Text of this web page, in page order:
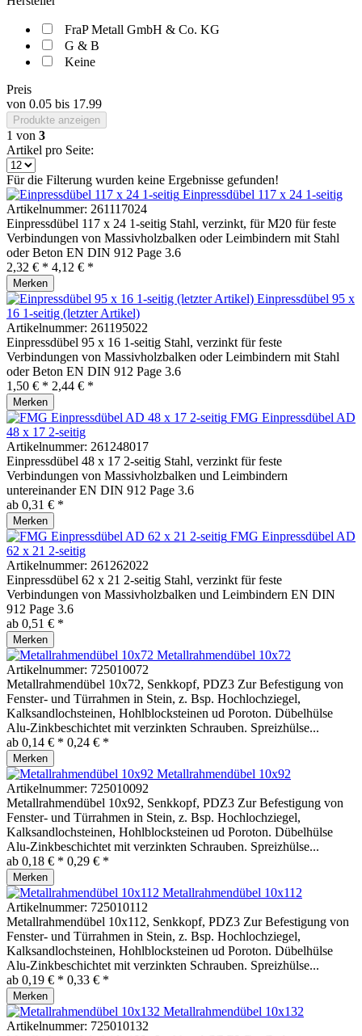
FraP Metall GmbH & Co. KG
G & B
Keine
Preis
von 0.05 bis 17.99
Produkte anzeigen
1 von 3
Artikel pro Seite:
Für die Filterung wurden keine Ergebnisse gefunden!
Einpressdübel 117 x 24 1-seitig
Artikelnummer: 261117024
Einpressdübel 117 x 24 1-seitig Stahl, verzinkt, für M20 für feste
Verbindungen von Massivholzbalken oder Leimbindern mit Stahl
oder Beton EN DIN 912 Page 3.6
2,32 € * 4,12 € *
Merken
Einpressdübel 95 x
16 1-seitig (letzter Artikel)
Artikelnummer: 261195022
Einpressdübel 95 x 16 1-seitig Stahl, verzinkt für feste
Verbindungen von Massivholzbalken oder Leimbindern mit Stahl
oder Beton EN DIN 912 Page 3.6
1,50 € * 2,44 € *
Merken
FMG Einpressdübel AD
48 x 17 2-seitig
Artikelnummer: 261248017
Einpressdübel 48 x 17 2-seitig Stahl, verzinkt für feste
Verbindungen von Massivholzbalken und Leimbindern
untereinander EN DIN 912 Page 3.6
ab 0,31 € *
Merken
FMG Einpressdübel AD
62 x 21 2-seitig
Artikelnummer: 261262022
Einpressdübel 62 x 21 2-seitig Stahl, verzinkt für feste
Verbindungen von Massivholzbalken und Leimbindern EN DIN
912 Page 3.6
ab 0,51 € *
Merken
Metallrahmendübel 10x72
Artikelnummer: 725010072
Metallrahmendübel 10x72, Senkkopf, PDZ3 Zur Befestigung von
Fenster- und Türrahmen in Stein, z. Bsp. Hochlochziegel,
Kalksandlochsteinen, Hohlblocksteinen ud Poroton. Dübelhülse
Alu-Zinkbeschichtet mit verzinkten Schrauben. Spreizhülse...
ab 0,14 € * 0,24 € *
Merken
Metallrahmendübel 10x92
Artikelnummer: 725010092
Metallrahmendübel 10x92, Senkkopf, PDZ3 Zur Befestigung von
Fenster- und Türrahmen in Stein, z. Bsp. Hochlochziegel,
Kalksandlochsteinen, Hohlblocksteinen ud Poroton. Dübelhülse
Alu-Zinkbeschichtet mit verzinkten Schrauben. Spreizhülse...
ab 0,18 € * 0,29 € *
Merken
Metallrahmendübel 10x112
Artikelnummer: 725010112
Metallrahmendübel 10x112, Senkkopf, PDZ3 Zur Befestigung von
Fenster- und Türrahmen in Stein, z. Bsp. Hochlochziegel,
Kalksandlochsteinen, Hohlblocksteinen ud Poroton. Dübelhülse
Alu-Zinkbeschichtet mit verzinkten Schrauben. Spreizhülse...
ab 0,19 € * 0,33 € *
Merken
Metallrahmendübel 10x132
Artikelnummer: 725010132